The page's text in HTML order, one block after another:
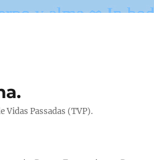
Vidas Passadas (TVP).